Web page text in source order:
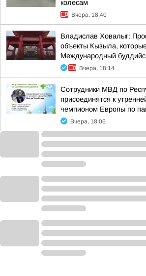
колесам
Вчера, 18:40
Владислав Ховалыг:
объекты Кызыла,
Международный
Вчера, 18:14
Сотрудники МВД по
присоединятся к
чемпионом Европы по
Вчера, 18:06